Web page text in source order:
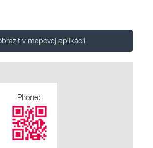
v mapovej aplikácii
Phone: